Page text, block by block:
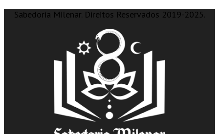
Sabedoria Milenar. Direitos Reservados 2019-2025.